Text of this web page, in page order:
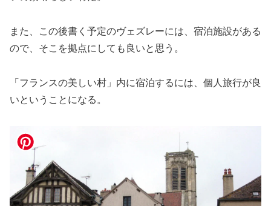
また、この後書く予定のヴェズレーには、宿泊施設がある
ので、そこを拠点にしても良いと思う。
「フランスの美しい村」内に宿泊するには、個人旅行が良
いということになる。